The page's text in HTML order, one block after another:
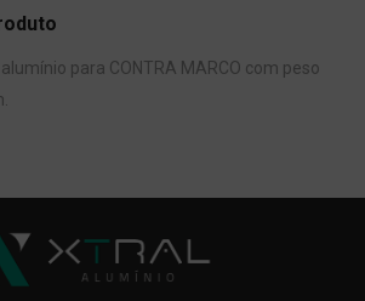
para CONTRA MARCO com peso